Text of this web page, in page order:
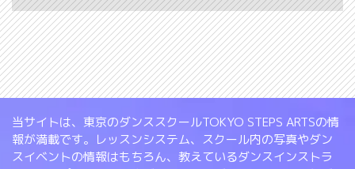
当サイトは、東京のダンススクールTOKYO STEPS ARTSの情
報が満載です。レッスンシステム、スクール内の写真やダン
スイベントの情報はもちろん、教えているダンスインストラ